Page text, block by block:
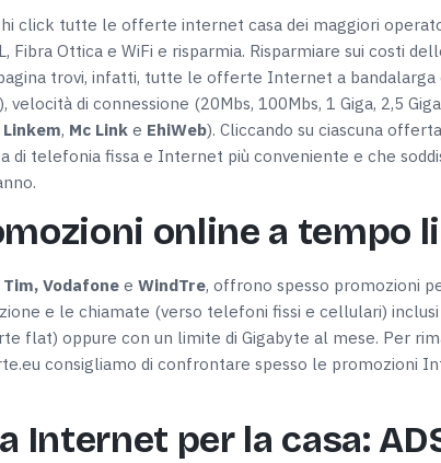
contenuti ed annunci, per fornire funzionalità
e social media, i quali potrebbero combinarle con
dei loro servizi.
click tutte le offerte internet casa dei maggiori
Ottica e WiFi e risparmia. Risparmiare sui costi
trovi, infatti, tutte le offerte Internet a
velocità di connessione (20Mbs, 100Mbs, 1 Giga, 2,5
Linkem, Mc Link e EhiWeb). Cliccando su ciascuna
di telefonia fissa e Internet più conveniente e che
online a tempo
Tim, Vodafone e WindTre, offrono spesso promozioni
e le chiamate (verso telefoni fissi e cellulari)
flat) oppure con un limite di Gigabyte al mese. Per
consigliamo di confrontare spesso le promozioni
Internet per la casa: